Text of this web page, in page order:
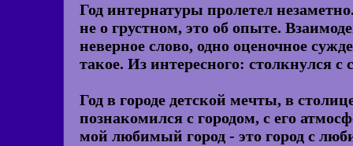
Год интернатуры пролетел
не о грустном, это об опыте.
неверное слово, одно оценочное
такое. Из интересного: столкнулся с
Год в городе детской мечты, в
познакомился с городом, с его
мой любимый город - это город с